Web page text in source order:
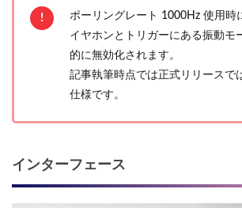
ポーリングレート 1000Hz 使用時
イヤホンとトリガーにある振動モ
的に無効化されます。
記事執筆時点では正式リリースで
仕様です。
インターフェース